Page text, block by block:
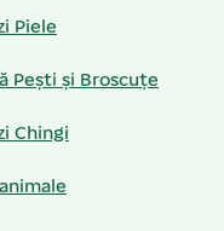
Piele
Pești și Broscuțe
Chingi